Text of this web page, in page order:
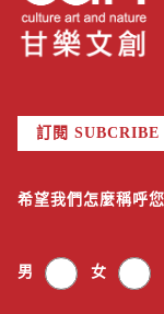
訂閱 SUBCRIBE
希望我們怎麼稱呼您
男 女